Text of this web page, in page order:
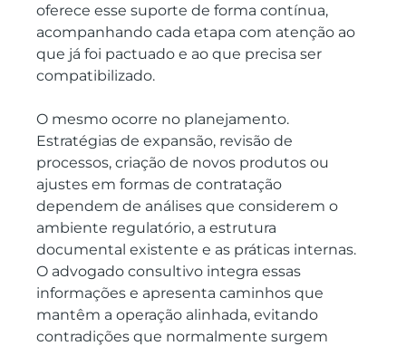
oferece esse suporte de forma contínua,
acompanhando cada etapa com atenção ao
que já foi pactuado e ao que precisa ser
compatibilizado.
O mesmo ocorre no planejamento.
Estratégias de expansão, revisão de
processos, criação de novos produtos ou
ajustes em formas de contratação
dependem de análises que considerem o
ambiente regulatório, a estrutura
documental existente e as práticas internas.
O advogado consultivo integra essas
informações e apresenta caminhos que
mantêm a operação alinhada, evitando
contradições que normalmente surgem